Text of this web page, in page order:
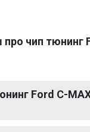
чип тюнинг
Ford C-